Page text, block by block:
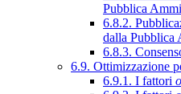
Pubblica
6.8.2.
dalla Pubblica
6.8.3.
6.9. Ottimizzazione
6.9.1. I fattori